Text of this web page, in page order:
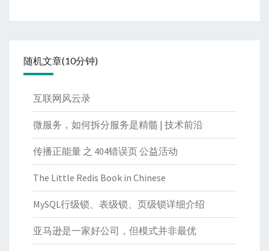
随机文章(10分钟)
互联网风云录
微服务，如何拆分服务是精髓 | 技术前沿
传播正能量 之 404错误页 公益活动
The Little Redis Book in Chinese
MySQL行级锁、表级锁、页级锁详细介绍
亚马逊是一家好公司，但模式并非最优